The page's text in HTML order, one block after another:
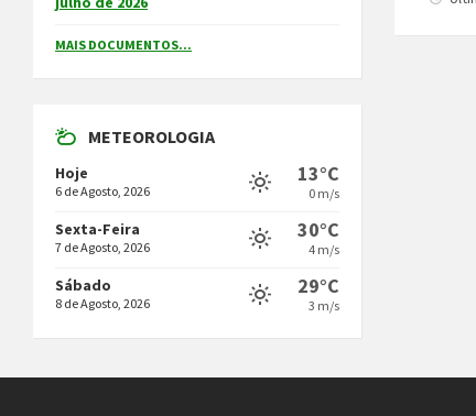
MAIS DOCUMENTOS...
METEOROLOGIA
Hoje
6 de Agosto, 2026
13°C
0 m/s
Sexta-Feira
7 de Agosto, 2026
30°C
4 m/s
Sábado
8 de Agosto, 2026
29°C
3 m/s